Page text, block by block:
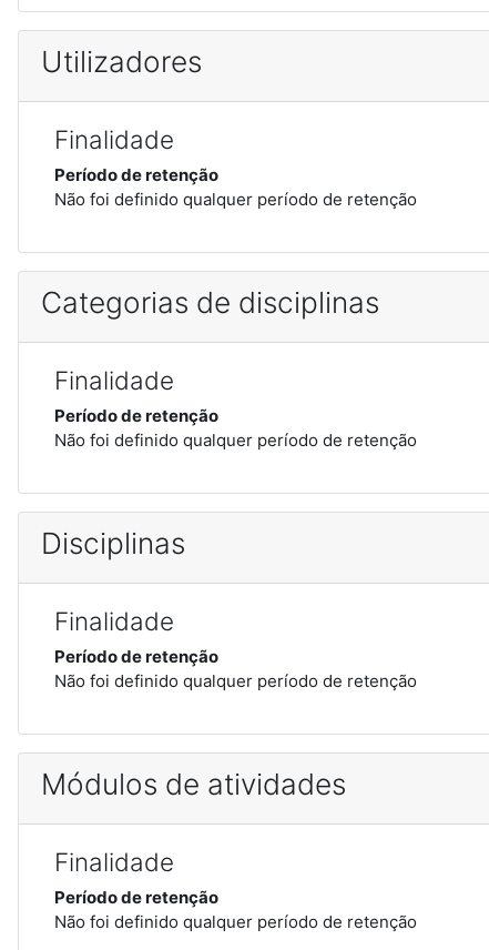
Utilizadores
Finalidade
Período de retenção
Não foi definido qualquer período de retenção
Categorias de disciplinas
Finalidade
Período de retenção
Não foi definido qualquer período de retenção
Disciplinas
Finalidade
Período de retenção
Não foi definido qualquer período de retenção
Módulos de atividades
Finalidade
Período de retenção
Não foi definido qualquer período de retenção